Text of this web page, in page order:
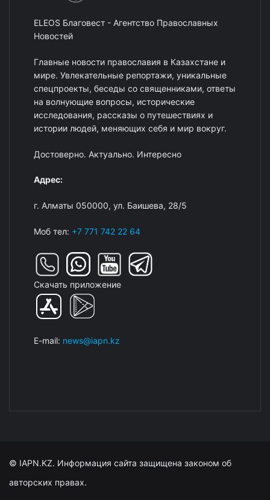
ELEOS Благовест - Агентство Православных
Новостей
Главные новости православия в Казахстане и
мире. Увлекательные репортажи, уникальные
спецпроекты, беседы со священниками, ответы
на волнующие вопросы, исторические
исследования, рассказы о путешествиях и
истории людей, меняющих себя и мир вокруг.
Достоверно. Актуально. Интересно
Адрес:
г. Алматы 050000, ул. Баишева, 28/5
Моб тел: +7 771 742 22 64
Скачать приложение
E-mail: news@iapn.kz
© IAPN.KZ. Информация сайта защищена законом об
авторских правах.